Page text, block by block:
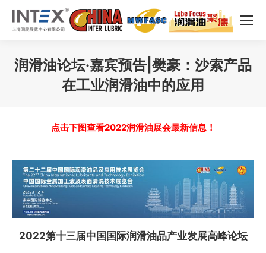
润滑油论坛·嘉宾预告|樊豪：沙索产品
在工业润滑油中的应用
点击下图查看2022润滑油展会最新信息！
2022第十三届中国国际润滑油品产业发展高峰论坛